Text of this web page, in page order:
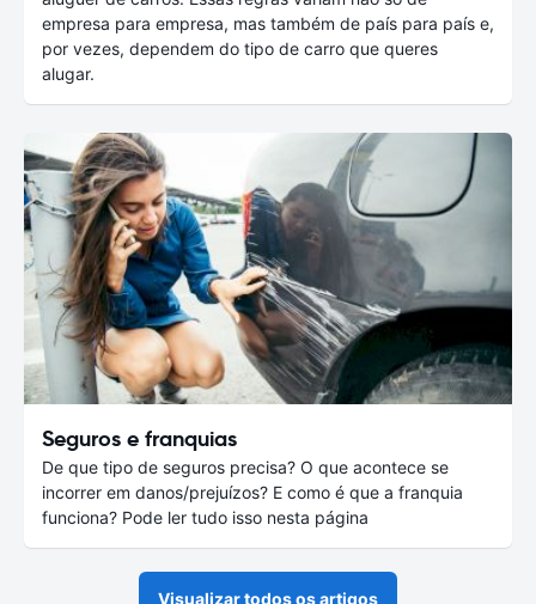
empresa para empresa, mas também de país para país e,
por vezes, dependem do tipo de carro que queres
alugar.
Seguros e franquias
De que tipo de seguros precisa? O que acontece se
incorrer em danos/prejuízos? E como é que a franquia
funciona? Pode ler tudo isso nesta página
Visualizar todos os artigos